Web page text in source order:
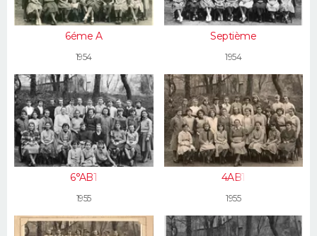
6éme A
1954
Septième
1954
6°AB1
1955
4AB1
1955